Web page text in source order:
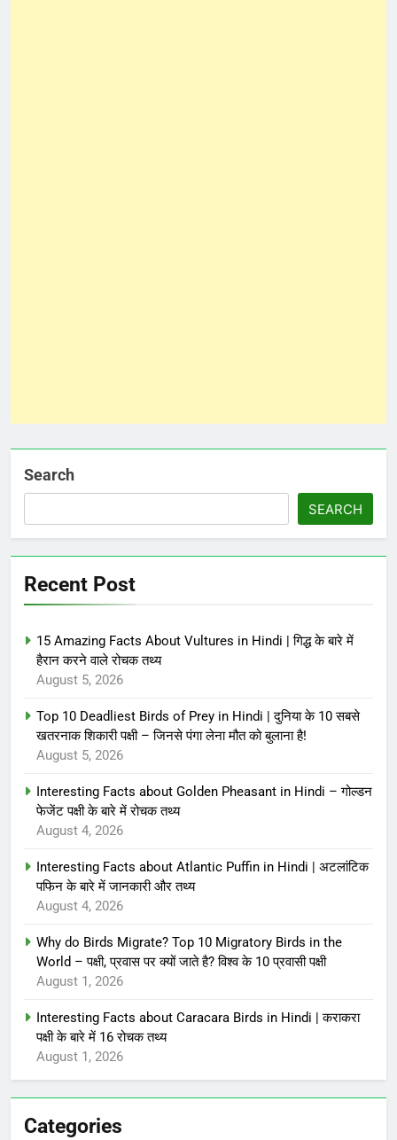
Search
SEARCH
Recent Post
15 Amazing Facts About Vultures in Hindi | गिद्ध के बारे में
हैरान करने वाले रोचक तथ्य
August 5, 2026
Top 10 Deadliest Birds of Prey in Hindi | दुनिया के 10 सबसे
खतरनाक शिकारी पक्षी – जिनसे पंगा लेना मौत को बुलाना है!
August 5, 2026
Interesting Facts about Golden Pheasant in Hindi – गोल्डन
फेजेंट पक्षी के बारे में रोचक तथ्य
August 4, 2026
Interesting Facts about Atlantic Puffin in Hindi | अटलांटिक
पफिन के बारे में जानकारी और तथ्य
August 4, 2026
Why do Birds Migrate? Top 10 Migratory Birds in the
World – पक्षी, प्रवास पर क्यों जाते है? विश्व के 10 प्रवासी पक्षी
August 1, 2026
Interesting Facts about Caracara Birds in Hindi | कराकरा
पक्षी के बारे में 16 रोचक तथ्य
August 1, 2026
Categories